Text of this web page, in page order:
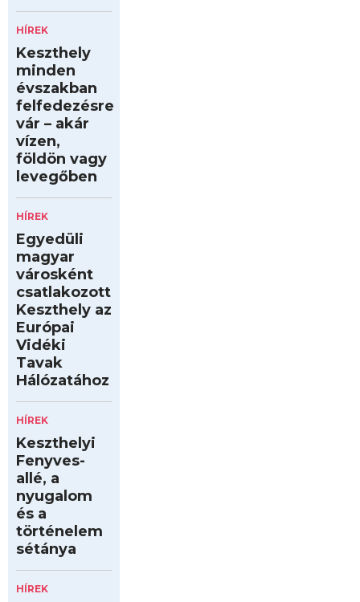
HÍREK
Keszthely
minden
évszakban
felfedezésre
vár – akár
vízen,
földön vagy
levegőben
HÍREK
Egyedüli
magyar
városként
csatlakozott
Keszthely az
Európai
Vidéki
Tavak
Hálózatához
HÍREK
Keszthelyi
Fenyves-
allé, a
nyugalom
és a
történelem
sétánya
HÍREK